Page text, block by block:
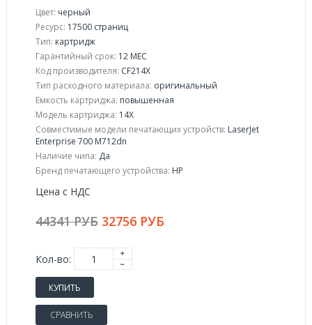
Цвет: черный
Ресурс: 17500 страниц
Тип: картридж
Гарантийный срок: 12 МЕС
Код производителя: CF214X
Тип расходного материала: оригинальный
Емкость картриджа: повышенная
Модель картриджа: 14X
Совместимые модели печатающих устройств: LaserJet
Enterprise 700 M712dn
Наличие чипа: Да
Бренд печатающего устройства: HP
Цена с НДС
44341 РУБ 32756 РУБ
Кол-во:
КУПИТЬ
СРАВНИТЬ